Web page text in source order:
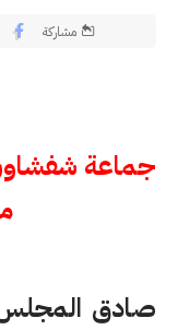
مشاركة
صادق